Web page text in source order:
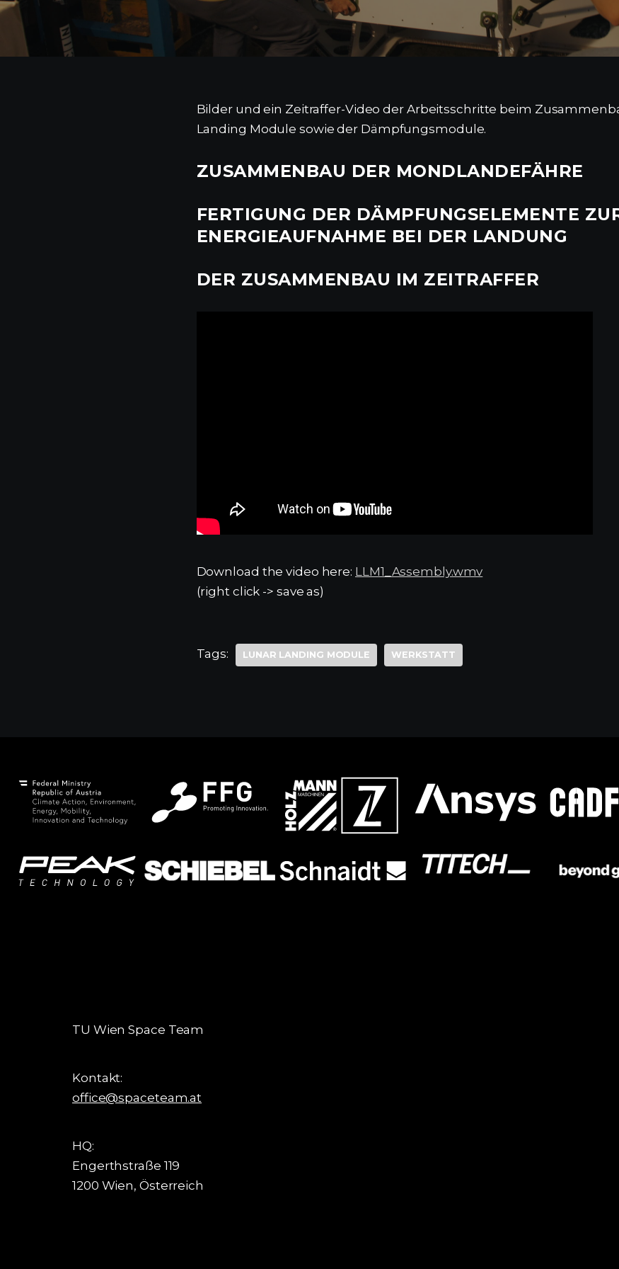
Bilder und ein Zeitraffer-Video der Arbeitsschritte beim
Landing Module sowie der Dämpfungsmodule.
ZUSAMMENBAU DER MONDLANDEFÄHRE
FERTIGUNG DER DÄMPFUNGSELEMENTE
ENERGIEAUFNAHME BEI DER LANDUNG
DER ZUSAMMENBAU IM ZEITRAFFER
Download the video here: LLM1_Assembly.wmv
(right click -> save as)
Tags: LUNAR LANDING MODULE WERKSTATT
TU Wien Space Team
Kontakt:
office@spaceteam.at
HQ:
Engerthstraße 119
1200 Wien, Österreich